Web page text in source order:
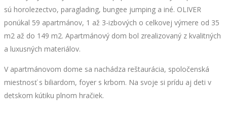
sú horolezectvo, paraglading, bungee jumping a iné. OLIVER
ponúkal 59 apartmánov, 1 až 3-izbových o celkovej výmere od 35
m2 až do 149 m2. Apartmánový dom bol zrealizovaný z kvalitných
a luxusných materiálov.
V apartmánovom dome sa nachádza reštaurácia, spoločenská
miestnosť s biliardom, foyer s krbom. Na svoje si prídu aj deti v
detskom kútiku plnom hračiek.